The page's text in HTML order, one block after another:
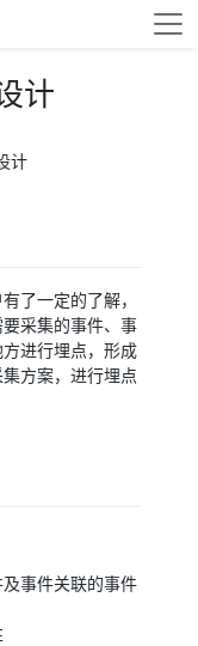
计
计
了一定的了解，
采集的事件、事
进行埋点，形成
方案，进行埋点
事件关联的事件